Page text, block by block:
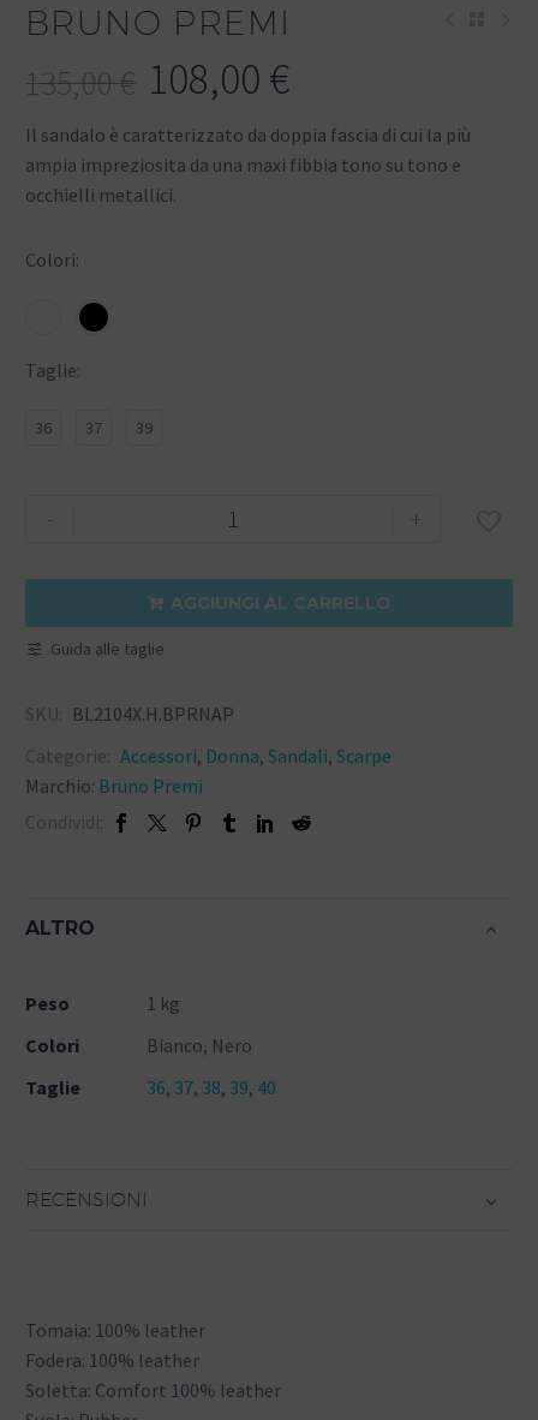
BRUNO PREMI
135,00€ 108,00 €
Il sandalo è caratterizzato da doppia fascia di cui la più
ampia impreziosita da una maxi fibbia tono su tono e
occhielli metallici.
Colori
Taglie
36 37 39
- +
 AGGIUNGI AL CARRELLO
Guida alle taglie
SKU: BL2104X.H.BPRNAP
Categorie: Accessori, Donna, Sandali, Scarpe
Marchio: Bruno Premi
Condividi:
ALTRO
Peso
1 kg
Colori
Bianco, Nero
Taglie
36, 37, 38, 39, 40
RECENSIONI
Tomaia: 100% leather
Fodera: 100% leather
Soletta: Comfort 100% leather